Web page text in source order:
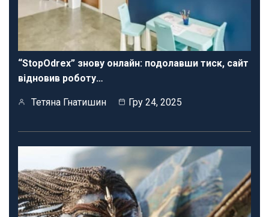
“StopOdrex” знову онлайн: подолавши тиск, сайт
відновив роботу…
Тетяна Гнатишин Гру 24, 2025